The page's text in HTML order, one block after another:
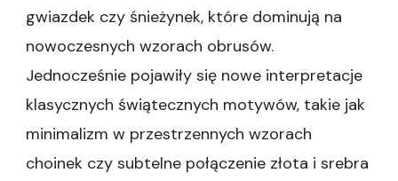
gwiazdek czy śnieżynek, które dominują na
nowoczesnych wzorach obrusów.
Jednocześnie pojawiły się nowe interpretacje
klasycznych świątecznych motywów, takie jak
minimalizm w przestrzennych wzorach
choinek czy subtelne połączenie złota i srebra